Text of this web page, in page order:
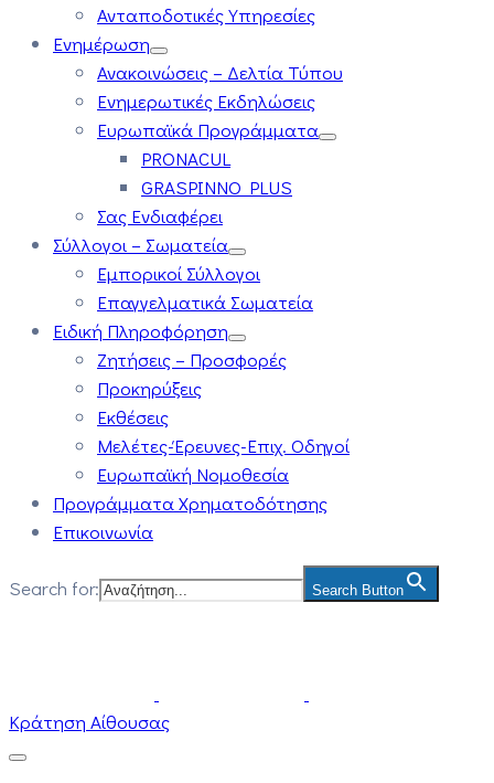
Ανταποδοτικές Υπηρεσίες
Ενημέρωση
Ανακοινώσεις – Δελτία Τύπου
Ενημερωτικές Εκδηλώσεις
Ευρωπαϊκά Προγράμματα
PRONACUL
GRASPINNO PLUS
Σας Ενδιαφέρει
Σύλλογοι – Σωματεία
Εμπορικοί Σύλλογοι
Επαγγελματικά Σωματεία
Ειδική Πληροφόρηση
Ζητήσεις – Προσφορές
Προκηρύξεις
Εκθέσεις
Μελέτες-Έρευνες-Επιχ. Οδηγοί
Ευρωπαϊκή Νομοθεσία
Προγράμματα Χρηματοδότησης
Επικοινωνία
Search for: Search Button
Κράτηση Αίθουσας